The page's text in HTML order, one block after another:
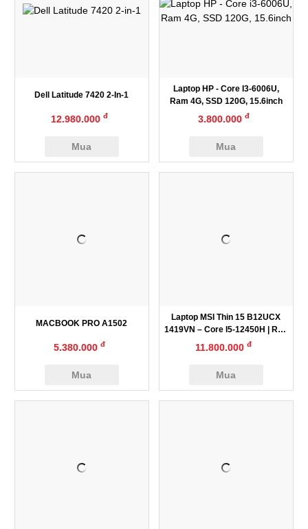
Dell Latitude 7420 2-In-1
12.980.000 đ
Mua
Laptop HP - Core I3-6006U,
Ram 4G, SSD 120G, 15.6inch
3.800.000 đ
Mua
MACBOOK PRO A1502
5.380.000 đ
Mua
Laptop MSI Thin 15 B12UCX
1419VN – Core I5-12450H | RTX
11.800.000đ
Mua